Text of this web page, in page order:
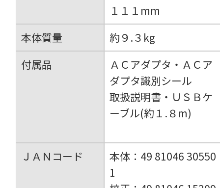
１１１mm
本体質量
約９.３kg
付属品
ＡＣアダプタ・ＡＣア
ダプタ識別シール
取扱説明書・ＵＳＢケ
ーブル(約１.８m)
ＪＡＮコード
本体：49 81046 30550
1